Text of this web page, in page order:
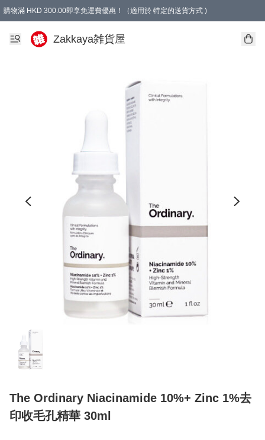
購物滿 HKD 300.00即享免運費優惠！（適用於 特定的送貨方式 )
Zakkaya雑貨屋
The Ordinary Niacinamide 10%+ Zinc 1%去
印收毛孔精華 30ml